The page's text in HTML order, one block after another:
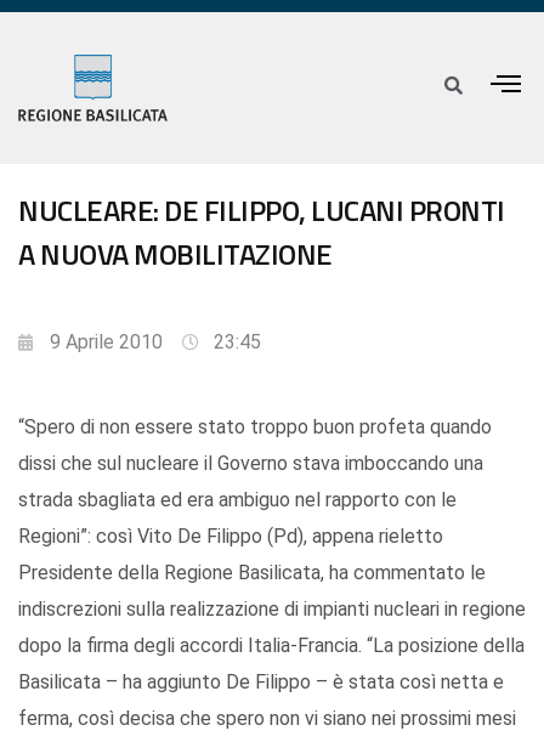
NUCLEARE: DE FILIPPO, LUCANI PRONTI
A NUOVA MOBILITAZIONE
9 Aprile 2010 23:45
“Spero di non essere stato troppo buon profeta quando
dissi che sul nucleare il Governo stava imboccando una
strada sbagliata ed era ambiguo nel rapporto con le
Regioni”: così Vito De Filippo (Pd), appena rieletto
Presidente della Regione Basilicata, ha commentato le
indiscrezioni sulla realizzazione di impianti nucleari in regione
dopo la firma degli accordi Italia-Francia. “La posizione della
Basilicata – ha aggiunto De Filippo – è stata così netta e
ferma, così decisa che spero non vi siano nei prossimi mesi